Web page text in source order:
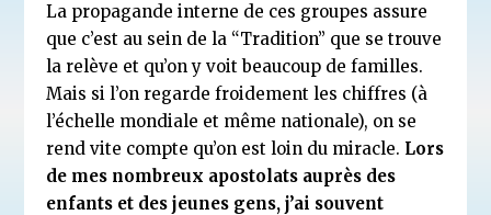
La propagande interne de ces groupes assure
que c’est au sein de la “Tradition” que se trouve
la relève et qu’on y voit beaucoup de familles.
Mais si l’on regarde froidement les chiffres (à
l’échelle mondiale et même nationale), on se
rend vite compte qu’on est loin du miracle. Lors
de mes nombreux apostolats auprès des
enfants et des jeunes gens, j’ai souvent